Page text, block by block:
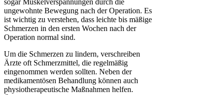
ungewohnte Bewegung nach der Operation. Es
ist wichtig zu verstehen, dass leichte bis mäßige
Schmerzen in den ersten Wochen nach der
Operation normal sind.
Um die Schmerzen zu lindern, verschreiben
Ärzte oft Schmerzmittel, die regelmäßig
eingenommen werden sollten. Neben der
medikamentösen Behandlung können auch
physiotherapeutische Maßnahmen helfen.